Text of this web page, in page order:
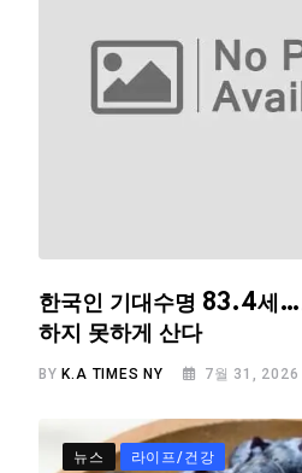
한국인 기대수명 83.4세…
하지 못하게 산다
BY K.A TIMES NY 7월 31, 2026
뉴스 라이프/건강